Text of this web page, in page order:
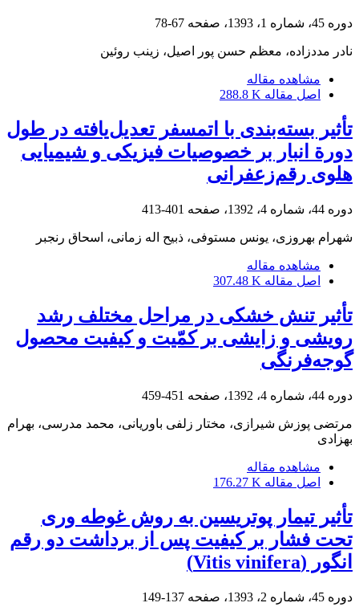
دوره 45، شماره 1، 1393، صفحه 67-78
نادر مددزاده، معظم حسن پور اصیل، زینب روئین
مشاهده مقاله
اصل مقاله 288.8 K
تأثیر‌‌ بسته‌بندی با اتمسفر تعدیل‌یافته در طول
دورة انبار بر خصوصیات فیزیکی و شیمیایی
هلوی رقم‌زعفرانی
دوره 44، شماره 4، 1392، صفحه 401-413
شهرام بهروزی، یونس مستوفی، ذبیح اله زمانی، اسحاق رنجبر
مشاهده مقاله
اصل مقاله 307.48 K
تأثیر تنش خشکی در مراحل مختلف رشد
رویشی و زایشی بر کمّیت و کیفیت محصول
گوجه‌فرنگی
دوره 44، شماره 4، 1392، صفحه 451-459
مرتضی پوزش شیرازی، مختار زلفی باوریانی، محمد مدرسی، بهرام
بهزادی
مشاهده مقاله
اصل مقاله 176.27 K
تأثیر تیمار پوتریسین به روش غوطه‏ وری
تحت فشار بر کیفیت پس از برداشت دو رقم
انگور (Vitis vinifera)
دوره 45، شماره 2، 1393، صفحه 137-149